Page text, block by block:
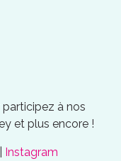
à nos
et plus encore !
Instagram